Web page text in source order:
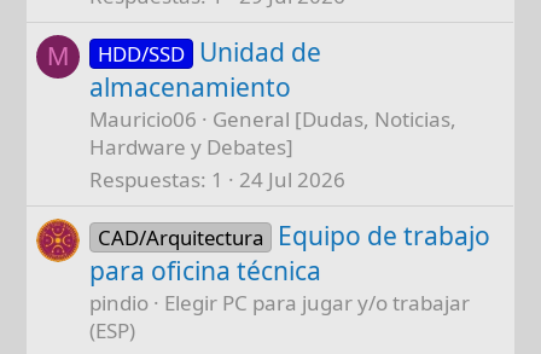
M HDD/SSD Unidad de
almacenamiento
Mauricio06
General [Dudas, Noticias,
Hardware y Debates]
Respuestas 1 24 Jul 2026
CAD/Arquitectura
Equipo de trabajo
para oficina técnica
pindio
Elegir PC para jugar y/o trabajar
(ESP)